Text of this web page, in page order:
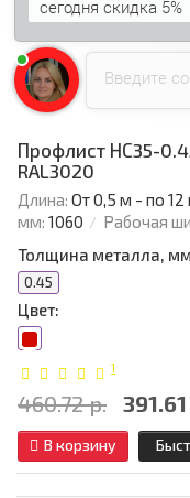
Профлист НС35-
RAL3020
Длина: От 0,5 м - по
мм: 1060 Рабочая
Толщина металла,
0.45
Цвет:
1
460.72 р.
В корзину
Введите
Аннапечатает...